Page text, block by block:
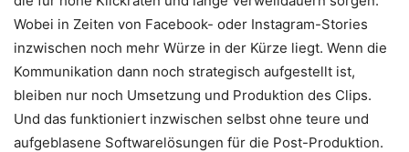
Wobei in Zeiten von Facebook- oder Instagram-Stories
inzwischen noch mehr Würze in der Kürze liegt. Wenn die
Kommunikation dann noch strategisch aufgestellt ist,
bleiben nur noch Umsetzung und Produktion des Clips.
Und das funktioniert inzwischen selbst ohne teure und
aufgeblasene Softwarelösungen für die Post-Produktion.